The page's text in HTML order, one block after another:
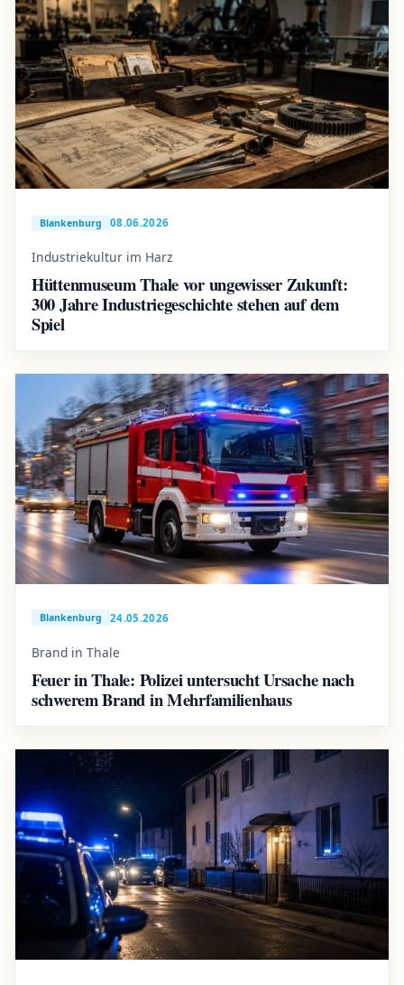
Blankenburg 08.06.2026
Industriekultur im Harz
Hüttenmuseum Thale vor ungewisser Zukunft:
300 Jahre Industriegeschichte stehen auf dem
Spiel
Blankenburg 24.05.2026
Brand in Thale
Feuer in Thale: Polizei untersucht Ursache nach
schwerem Brand in Mehrfamilienhaus